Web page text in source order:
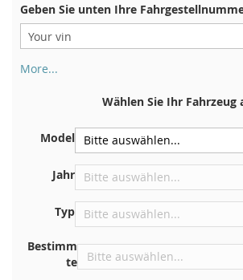
Geben Sie unten Ihre
More...
Zulassungsbescheinigung. Und auch im
Auf der Bodenplatte für den rechten
Zentrieren Sie es an der Trennwand
Direkt im Motorraum
Armaturenbrett
Wählen Sie Ihr Fahrzeug
Model
Jahr
Typ
Bestimm
te